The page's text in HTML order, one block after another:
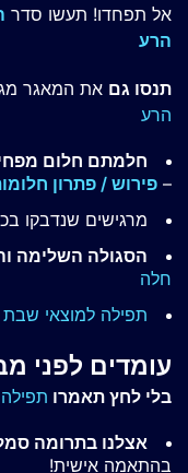
אל תפחדו! תעשו סדר
הרע
תנסו גם את המאגר
הרע
חלמתם חלום
– פירוש / פתרון
מרגישים שנדבקו
הסגולה השלימה
חלה
תפילה למוצאי שבת
עומדים לפני
בלי לחץ תאמרו
אצלנו בתרומה
בהתאמה אישית!